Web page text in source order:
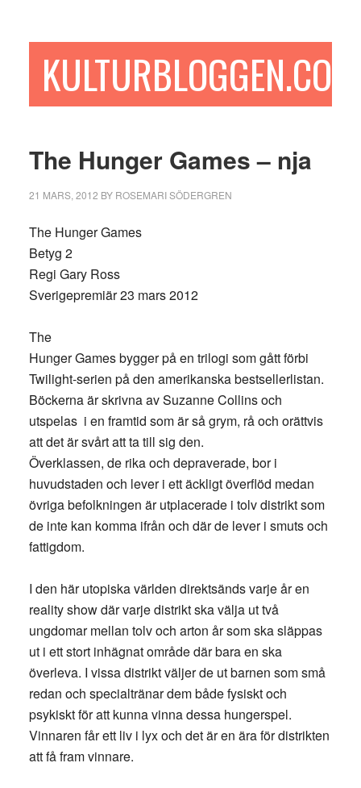
sidofältetKULTURBLOGGEN.COM
The Hunger Games – nja
21 MARS, 2012 BY ROSEMARI SÖDERGREN
The Hunger Games
Betyg 2
Regi Gary Ross
Sverigepremiär 23 mars 2012
The
Hunger Games bygger på en trilogi som gått förbi
Twilight-serien på den amerikanska bestsellerlistan.
Böckerna är skrivna av Suzanne Collins och
utspelas i en framtid som är så grym, rå och orättvis
att det är svårt att ta till sig den.
Överklassen, de rika och depraverade, bor i
huvudstaden och lever i ett äckligt överflöd medan
övriga befolkningen är utplacerade i tolv distrikt som
de inte kan komma ifrån och där de lever i smuts och
fattigdom.
I den här utopiska världen direktsänds varje år en
reality show där varje distrikt ska välja ut två
ungdomar mellan tolv och arton år som ska släppas
ut i ett stort inhägnat område där bara en ska
överleva. I vissa distrikt väljer de ut barnen som små
redan och specialtränar dem både fysiskt och
psykiskt för att kunna vinna dessa hungerspel.
Vinnaren får ett liv i lyx och det är en ära för distrikten
att få fram vinnare.